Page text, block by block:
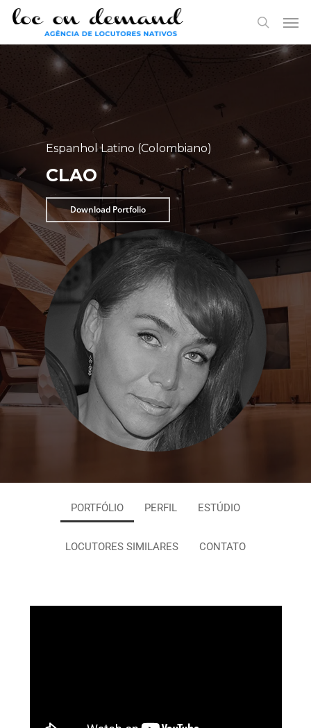
Skip
main
search
Espanhol Latino (Colombiano)
CLAO
Download Portfolio
PORTFÓLIO PERFIL ESTÚDIO
LOCUTORES SIMILARES CONTATO